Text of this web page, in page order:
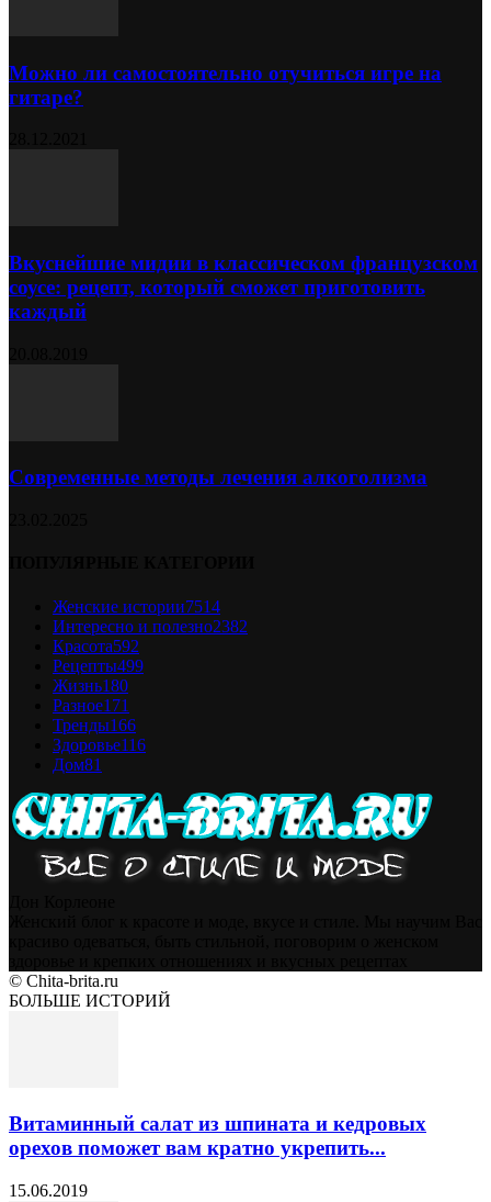
Можно ли самостоятельно отучиться игре на
гитаре?
Вкуснейшие мидии в классическом французском
соусе: рецепт, который сможет приготовить
каждый
Современные методы лечения алкоголизма
Женские истории7514
Интересно и полезно2382
Красота592
Рецепты499
Жизнь180
Разное171
Тренды166
Здоровье116
Дом81
© Chita-brita.ru
БОЛЬШЕ ИСТОРИЙ
Витаминный салат из шпината и кедровых
орехов поможет вам кратно укрепить...
15.06.2019